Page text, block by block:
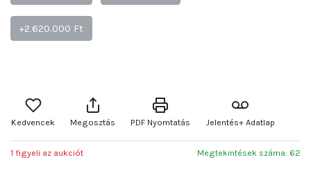
+2.620.000 Ft
Kedvencek Megosztás PDF Nyomtatás Jelentés+ Adatlap
1 figyeli az aukciót Megtekintések száma: 62